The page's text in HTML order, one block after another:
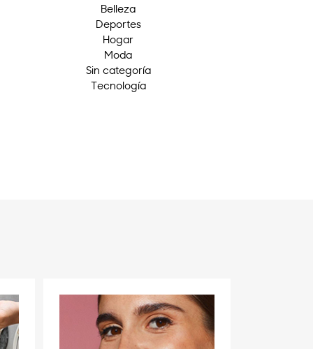
Belleza
Deportes
Hogar
Moda
Sin categoría
Tecnología